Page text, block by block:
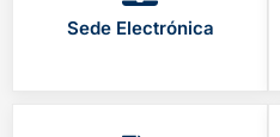
Sede Electrónica